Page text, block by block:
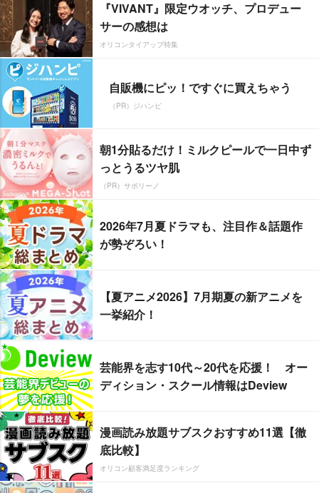
『VIVANT』限定ウオッチ、プロデュー
サーの感想は
オリコンタイアップ特集
自販機にピッ！ですぐに買えちゃう
（PR）ジハンピ
朝1分貼るだけ！ミルクピールで一日中ず
っとうるツヤ肌
（PR）サボリーノ
2026年7月夏ドラマも、注目作＆話題作
が勢ぞろい！
【夏アニメ2026】7月期夏の新アニメを
一挙紹介！
芸能界を志す10代～20代を応援！ オー
ディション・スクール情報はDeview
漫画読み放題サブスクおすすめ11選【徹
底比較】
オリコン顧客満足度ランキング